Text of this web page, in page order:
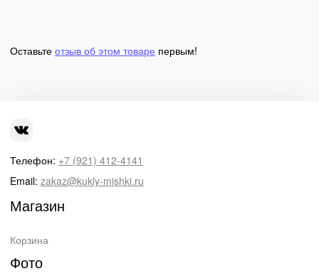
Оставьте отзыв об этом товаре первым!
Телефон: +7 (921) 412-4141
Email: zakaz@kukly-mishki.ru
Магазин
Корзина
Фото